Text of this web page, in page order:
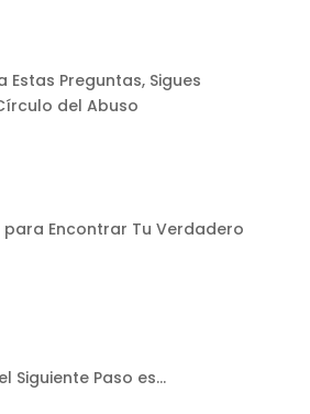
Estas Preguntas, Sigues
del Abuso
Encontrar Tu Verdadero
Siguiente Paso es…